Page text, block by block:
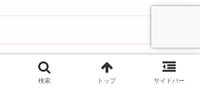
記』の主な特徴です。
評価する人も多い作品で、現在でも多くの
検索 トップ サイドバー